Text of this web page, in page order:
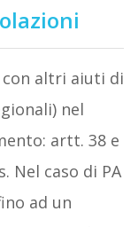
con altri aiuti di
nel
artt. 38 e
Nel caso di PA
ad un